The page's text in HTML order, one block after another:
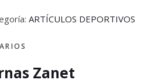
ARTÍCULOS DEPORTIVOS
Zanet